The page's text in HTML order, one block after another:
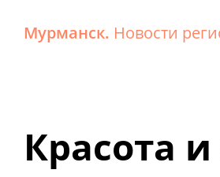
Мурманск. Новости
Красота